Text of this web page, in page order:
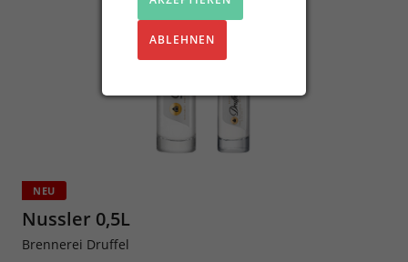
ABLEHNEN
NEU
Nussler 0,5L
Brennerei Druffel